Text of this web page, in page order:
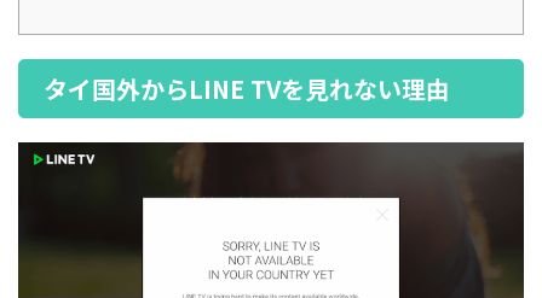
タイ国外からLINE TVを見れない理由